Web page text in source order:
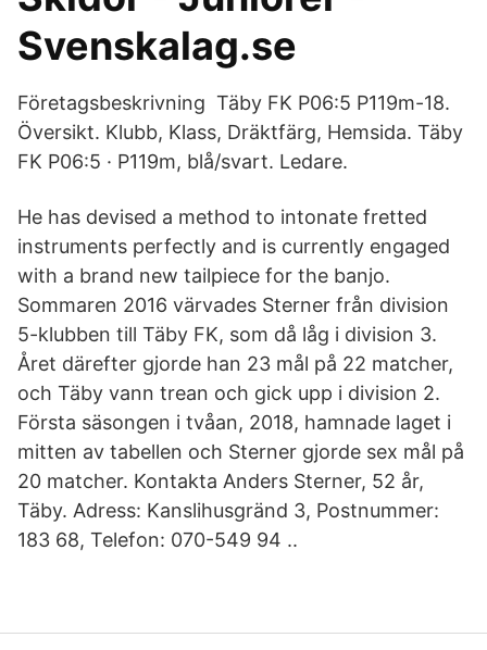
Svenskalag.se
Företagsbeskrivning Täby FK P06:5 P119m-18.
Översikt. Klubb, Klass, Dräktfärg, Hemsida. Täby
FK P06:5 · P119m, blå/svart. Ledare.
He has devised a method to intonate fretted
instruments perfectly and is currently engaged
with a brand new tailpiece for the banjo.
Sommaren 2016 värvades Sterner från division
5-klubben till Täby FK, som då låg i division 3.
Året därefter gjorde han 23 mål på 22 matcher,
och Täby vann trean och gick upp i division 2.
Första säsongen i tvåan, 2018, hamnade laget i
mitten av tabellen och Sterner gjorde sex mål på
20 matcher. Kontakta Anders Sterner, 52 år,
Täby. Adress: Kanslihusgränd 3, Postnummer:
183 68, Telefon: 070-549 94 ..